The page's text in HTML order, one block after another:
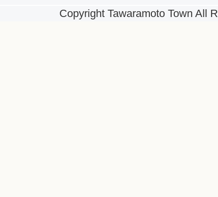
Copyright Tawaramoto Town All